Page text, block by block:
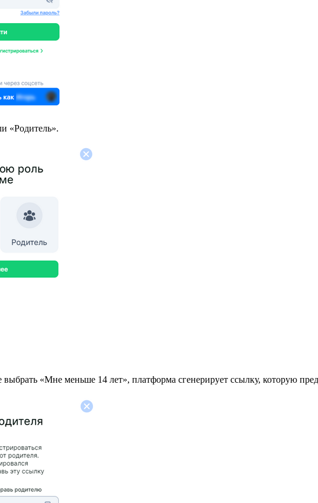
«Родитель».
«Мне меньше 14 лет», платформа сгенерирует ссылку, которую